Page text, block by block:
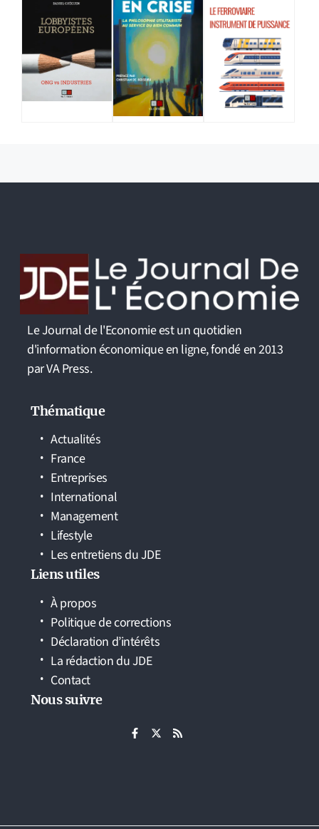
Le Journal de l'Economie est un quotidien
d'information économique en ligne, fondé en 2013
par VA Press.
Thématique
Actualités
France
Entreprises
International
Management
Lifestyle
Les entretiens du JDE
Liens utiles
À propos
Politique de corrections
Déclaration d’intérêts
La rédaction du JDE
Contact
Nous suivre